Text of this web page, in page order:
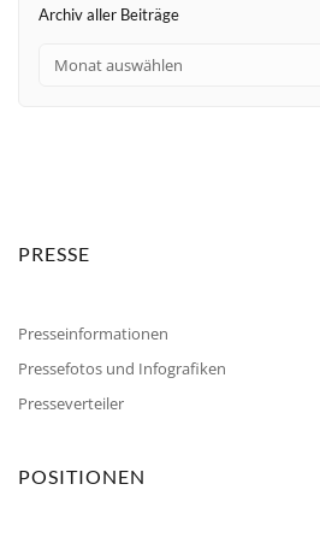
Archiv aller Beiträge
PRESSE
Presseinformationen
Pressefotos und Infografiken
Presseverteiler
POSITIONEN